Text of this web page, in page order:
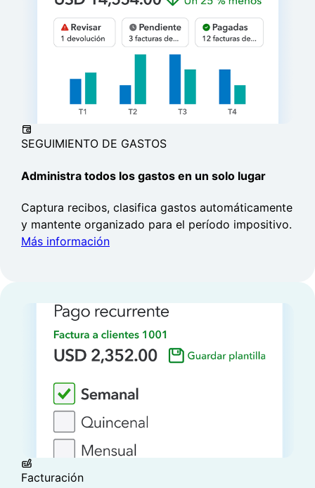
reemplazar los recuentos manuales y
disponer de más tiempo para realizar
ventas.**Más información
Prepárate para la presentación
QuickBooks calcula automáticamente los
impuestos sobre las ventas locales para que
siempre sepas lo que debes y cumplas con
tus obligaciones.
SEGUIMIENTO DE GASTOS
Administra todos los gastos en un solo lugar
Captura recibos, clasifica gastos automáticamente
y mantente organizado para el período impositivo.
Más información
Facturación